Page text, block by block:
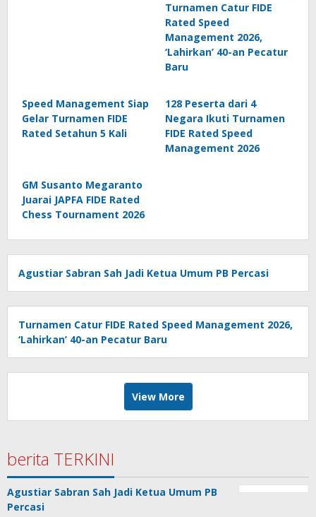
Turnamen Catur FIDE
Rated Speed
Management 2026,
‘Lahirkan’ 40-an Pecatur
Baru
Speed Management Siap
Gelar Turnamen FIDE
Rated Setahun 5 Kali
128 Peserta dari 4
Negara Ikuti Turnamen
FIDE Rated Speed
Management 2026
GM Susanto Megaranto
Juarai JAPFA FIDE Rated
Chess Tournament 2026
Agustiar Sabran Sah Jadi Ketua Umum PB Percasi
Turnamen Catur FIDE Rated Speed Management 2026,
‘Lahirkan’ 40-an Pecatur Baru
View More
berita TERKINI
Agustiar Sabran Sah Jadi Ketua Umum PB
Percasi